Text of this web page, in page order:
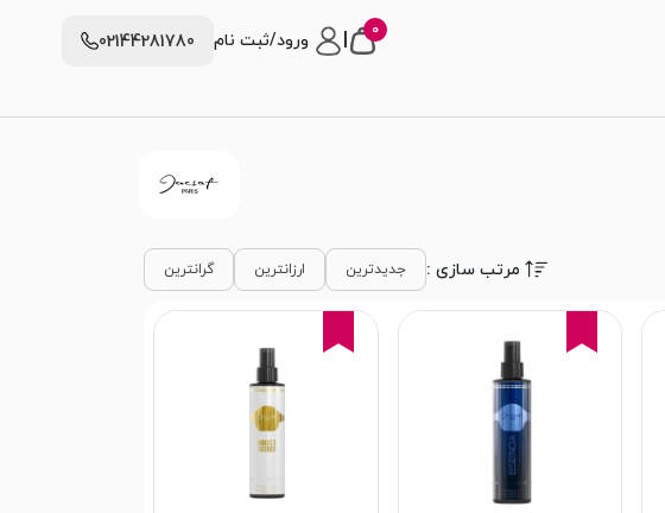
0 ورود/ثبت نام 02144281780
مرتب سازی : جدیدترین ارزانترین گرانترین